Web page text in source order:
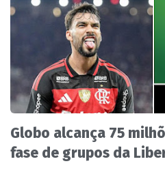
Globo alcança 75
fase de grupos da